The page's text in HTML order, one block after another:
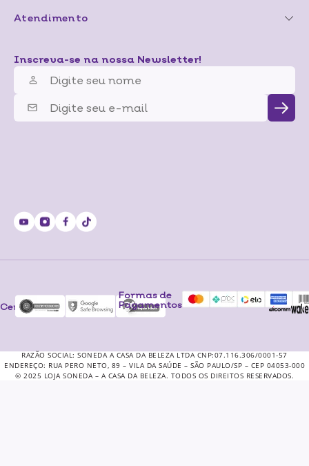
Atendimento
Inscreva-se na nossa Newsletter!
Certificados
Formas de
Pagamentos
RAZÃO SOCIAL: SONEDA A CASA DA BELEZA LTDA CNP:07.116.306/0001-57
ENDEREÇO: RUA PERO NETO, 89 – VILA DA SAÚDE – SÃO PAULO/SP – CEP 04053-000
© 2025 LOJA SONEDA – A CASA DA BELEZA. TODOS OS DIREITOS RESERVADOS.